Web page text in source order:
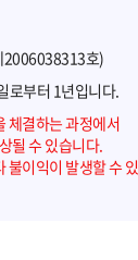
2006038313호)
로부터 1년입니다.
체결하는 과정에서
될 수 있습니다.
이익이 발생할 수